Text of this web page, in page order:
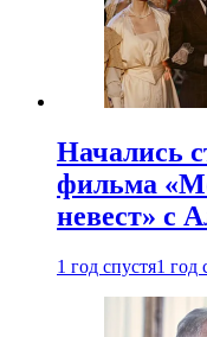
Начались
фильма
невест» с
1 год спустя1 год